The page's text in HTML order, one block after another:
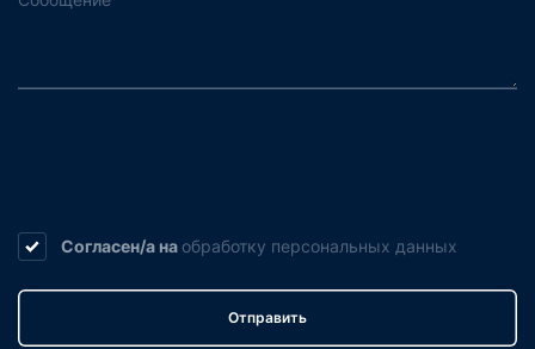
Согласен/а на обработку персональных данных
Отправить